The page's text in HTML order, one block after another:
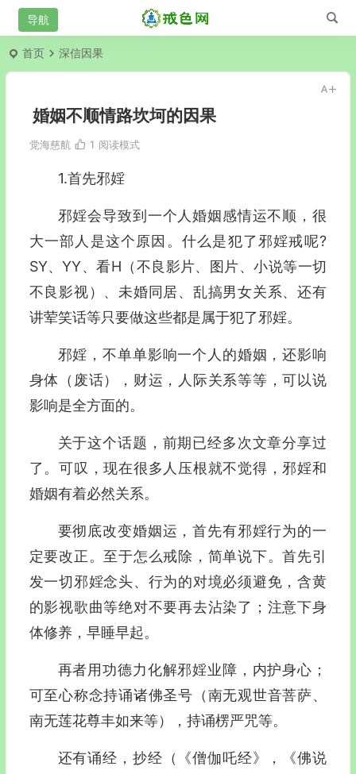
首页 深信因果
婚姻不顺情路坎坷的因果
觉海慈航 1 阅读模式
1.首先邪婬
邪婬会导致到一个人婚姻感情运不顺，很
大一部人是这个原因。什么是犯了邪婬戒呢?
SY、YY、看H（不良影片、图片、小说等一切
不良影视）、未婚同居、乱搞男女关系、还有
讲荤笑话等只要做这些都是属于犯了邪婬。
邪婬，不单单影响一个人的婚姻，还影响
身体（废话），财运，人际关系等等，可以说
影响是全方面的。
关于这个话题，前期已经多次文章分享过
了。可叹，现在很多人压根就不觉得，邪婬和
婚姻有着必然关系。
要彻底改变婚姻运，首先有邪婬行为的一
定要改正。至于怎么戒除，简单说下。首先引
发一切邪婬念头、行为的对境必须避免，含黄
的影视歌曲等绝对不要再去沾染了；注意下身
体修养，早睡早起。
再者用功德力化解邪婬业障，内护身心；
可至心称念持诵诸佛圣号（南无观世音菩萨、
南无莲花尊丰如来等），持诵楞严咒等。
还有诵经，抄经（《僧伽吒经》，《佛说